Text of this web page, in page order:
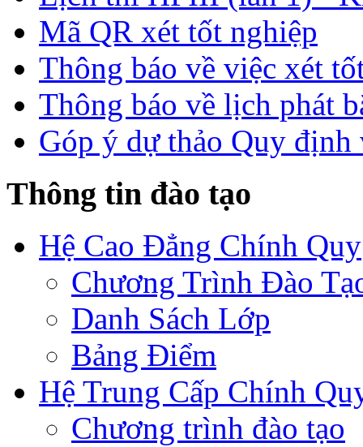
Mã QR xét tốt nghiệp
Thông báo về việc xét
Thông báo về lịch phát
Góp ý dự thảo Quy định
Thông tin đào tạo
Hệ Cao Đẳng Chính Quy
Chương Trình Đào
Danh Sách Lớp
Bảng Điểm
Hệ Trung Cấp Chính
Chương trình đào tạo